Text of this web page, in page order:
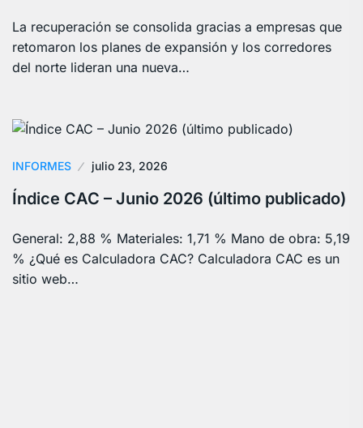
La recuperación se consolida gracias a empresas que
retomaron los planes de expansión y los corredores
del norte lideran una nueva…
INFORMES julio 23, 2026
Índice CAC – Junio 2026 (último publicado)
General: 2,88 % Materiales: 1,71 % Mano de obra: 5,19
% ¿Qué es Calculadora CAC? Calculadora CAC es un
sitio web…